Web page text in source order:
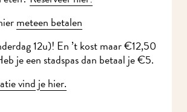
meteen betalen
12u)! En ’t kost maar €12,50
je een stadspas dan betaal je €5.
vind je hier.